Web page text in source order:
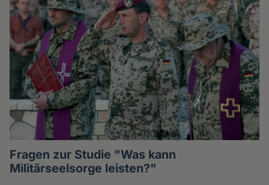
Fragen zur Studie "Was kann
Militärseelsorge leisten?"